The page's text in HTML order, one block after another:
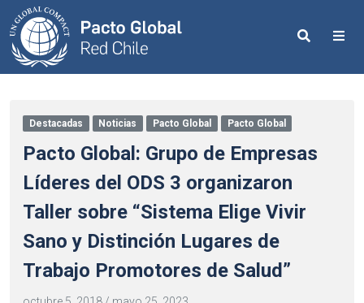
Search
Destacadas Noticias Pacto Global Pacto Global
Pacto Global: Grupo de Empresas
Líderes del ODS 3 organizaron
Taller sobre “Sistema Elige Vivir
Sano y Distinción Lugares de
Trabajo Promotores de Salud”